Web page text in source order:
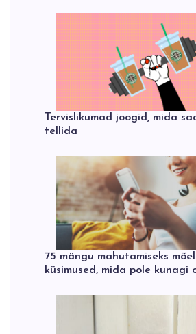
Tervislikumad joogid, mida
tellida
75 mängu mahutamiseks
küsimused, mida pole kunagi